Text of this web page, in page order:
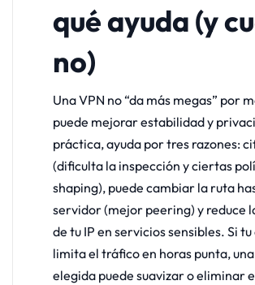
qué ayuda (y
no)
Una VPN no “da más megas” por
puede mejorar estabilidad y
práctica, ayuda por tres razones:
(dificulta la inspección y ciertas
shaping), puede cambiar la ruta
servidor (mejor peering) y reduce
de tu IP en servicios sensibles. Si
limita el tráfico en horas punta,
elegida puede suavizar o eliminar